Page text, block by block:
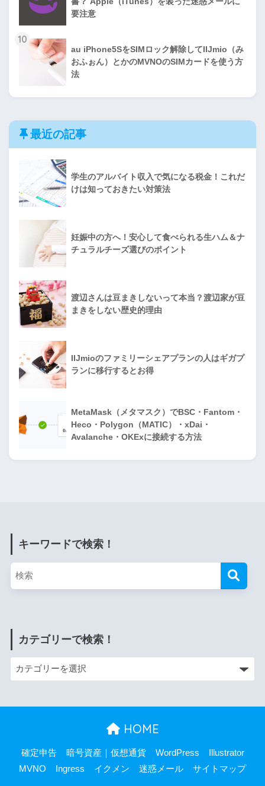
要注意
10
au iPhone5SをSIMロック解除してIIJmio（み
おふぉん）とかのMVNOのSIMカードを使う方
法
最近の記事
学生のアルバイト収入で気になる税金！これだ
けは知っておきたい対策法
妊娠中の方へ！安心して食べられる生ハム＆ナ
チュラルチーズ選びのポイント
渡辺さんは豆まきしないって本当？渡辺家が豆
まきをしない歴史的理由
IIJmioのファミリーシェアプランの人はギガプ
ランに移行するとお得
MetaMask（メタマスク）でBSC・Fantom・
Heco・Polygon（MATIC）・xDai・
Avalanche・OKExに接続する方法
キーワードで検索！
カテゴリーで検索！
HOME
確定申告 暗号資産｜仮想通貨 WordPress
Illustrator
MVNO
Ingress イクメン 迷惑メール サイトマップ